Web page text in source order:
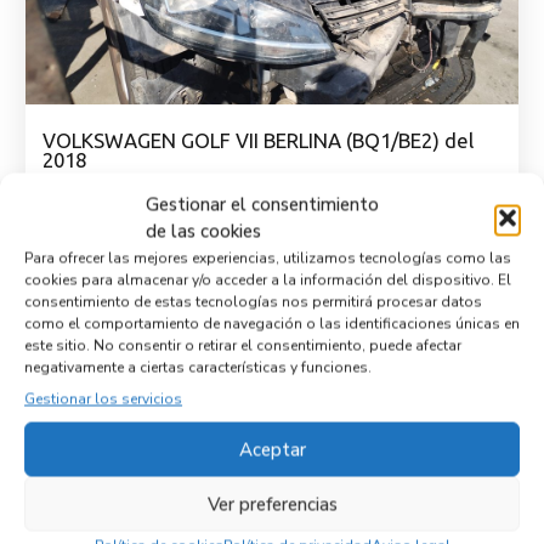
Gestionar el consentimiento
de las cookies
Para ofrecer las mejores experiencias, utilizamos tecnologías como las
cookies para almacenar y/o acceder a la información del dispositivo. El
consentimiento de estas tecnologías nos permitirá procesar datos
como el comportamiento de navegación o las identificaciones únicas en
este sitio. No consentir o retirar el consentimiento, puede afectar
negativamente a ciertas características y funciones.
Gestionar los servicios
Aceptar
Ver preferencias
VOLKSWAGEN GOLF VII BERLINA (BQ1/BE2) del
2018
Ver vehículo para despiece
Empresas colaboradoras